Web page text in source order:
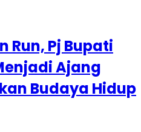
Run, Pj Bupati
Ajang
Budaya Hidup